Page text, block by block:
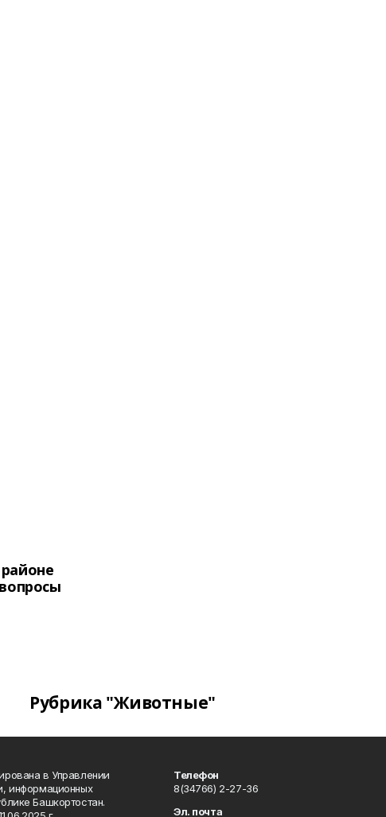
Рубрика "Животные"
в Управлении
информационных
Башкортостан.
Телефон
8(34766) 2-27-36
Эл. почта